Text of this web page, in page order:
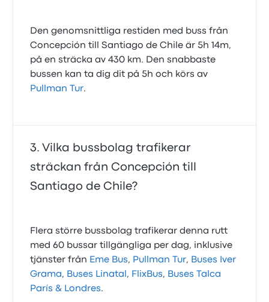
Den genomsnittliga restiden med buss från
Concepción till Santiago de Chile är 5h 14m,
på en sträcka av 430 km. Den snabbaste
bussen kan ta dig dit på 5h och körs av
Pullman Tur.
Vilka bussbolag trafikerar
sträckan från Concepción till
Santiago de Chile?
Flera större bussbolag trafikerar denna rutt
med 60 bussar tillgängliga per dag, inklusive
tjänster från Eme Bus, Pullman Tur, Buses Iver
Grama, Buses Linatal , FlixBus, Buses Talca
París & Londres.